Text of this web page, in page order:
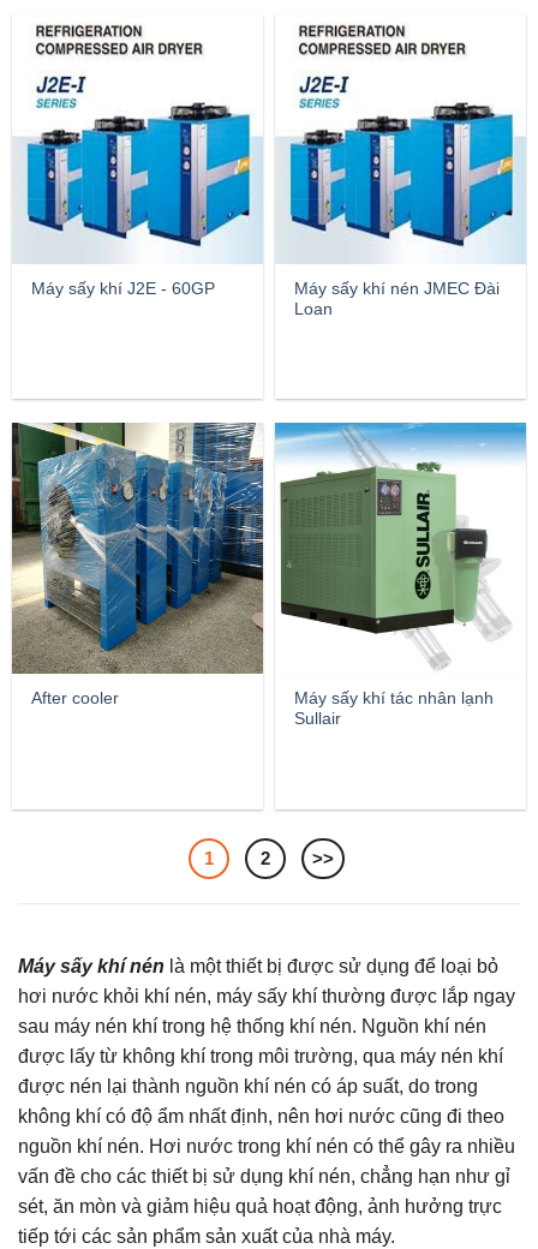
Máy sấy khí J2E - 60GP
Máy sấy khí nén JMEC Đài
Loan
After cooler
Máy sấy khí tác nhân lạnh
Sullair
1 2 >>
Máy sấy khí nén là một thiết bị được sử dụng để loại bỏ
hơi nước khỏi khí nén, máy sấy khí thường được lắp ngay
sau máy nén khí trong hệ thống khí nén. Nguồn khí nén
được lấy từ không khí trong môi trường, qua máy nén khí
được nén lại thành nguồn khí nén có áp suất, do trong
không khí có độ ẩm nhất định, nên hơi nước cũng đi theo
nguồn khí nén. Hơi nước trong khí nén có thể gây ra nhiều
vấn đề cho các thiết bị sử dụng khí nén, chẳng hạn như gỉ
sét, ăn mòn và giảm hiệu quả hoạt động, ảnh hưởng trực
tiếp tới các sản phẩm sản xuất của nhà máy.